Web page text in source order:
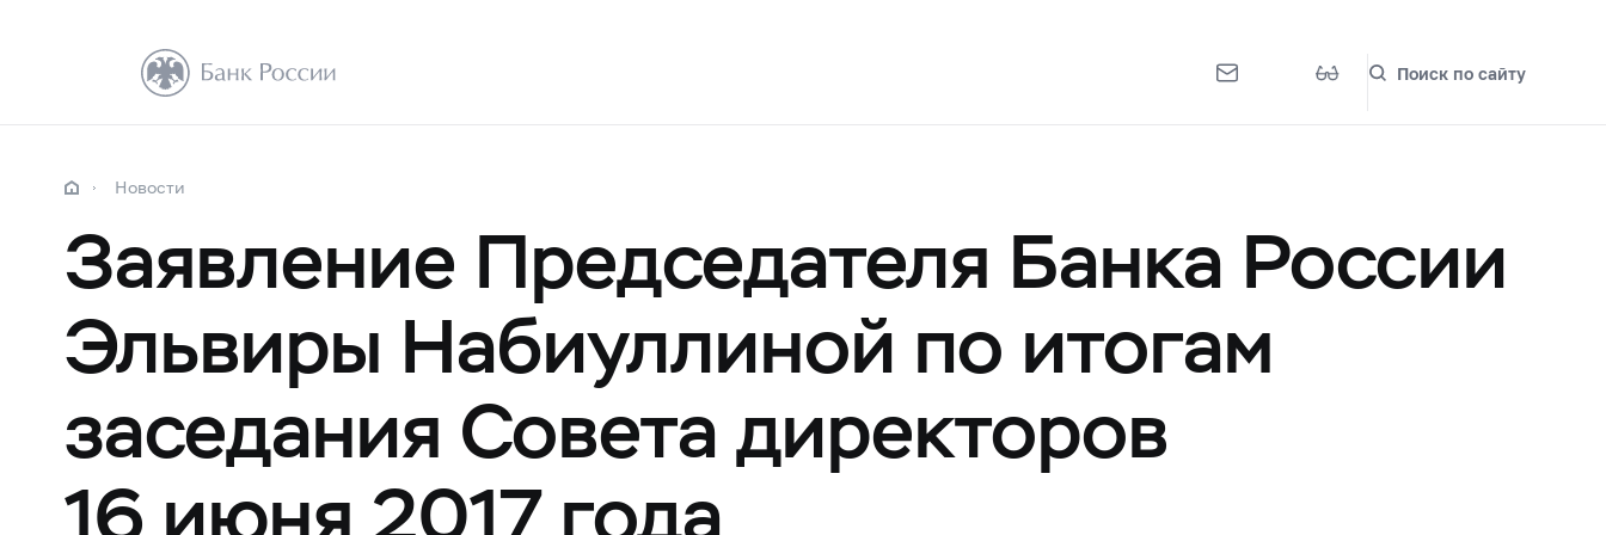
Поиск по сайту
Новости
Заявление Председателя Банка России
Эльвиры Набиуллиной по итогам
заседания Совета директоров